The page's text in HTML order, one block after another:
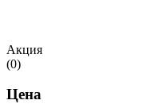
Акция
(0)
Цена